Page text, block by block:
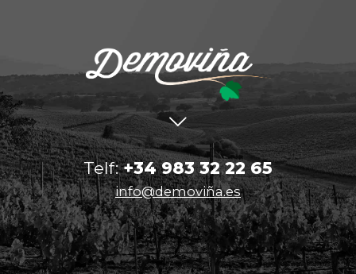
Telf: +34 983 32 22 65
info@demoviña.es